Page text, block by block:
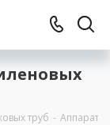
труб - Аппараты